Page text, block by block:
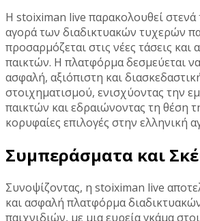
Η stoiximan live παρακολουθεί στενά
αγορά των διαδικτυακών τυχερών
προσαρμόζεται στις νέες τάσεις και
παικτών. Η πλατφόρμα δεσμεύεται
ασφαλή, αξιόπιστη και
στοιχηματισμού, ενισχύοντας την
παικτών και εδραιώνοντας τη θέση
κορυφαίες επιλογές στην ελληνική
Συμπεράσματα και
Συνοψίζοντας, η stoiximan live
και ασφαλή πλατφόρμα
παιχνιδιών, με μια ευρεία γκάμα